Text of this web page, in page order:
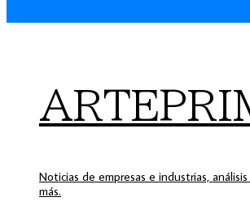
Noticias de empresas e industrias,
más.